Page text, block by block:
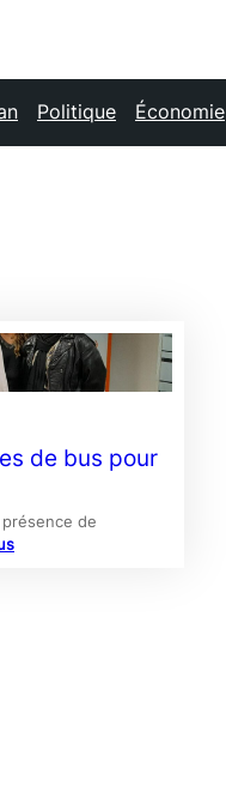
Politique Économie
de bus pour
de